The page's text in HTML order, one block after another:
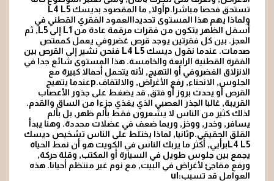
تستحق فحصا مباشرا.pأولا, ما المقصود بديسك L4 L5
ولماذا يهم هذا المستوى تحديداالعمود الفقري القطني في
أسفل الظهر يتكون من فقرات مرقمة عادة من L1 إلى L5, ثم
العجز. بين كل فقرتين يوجد قرص غضروفي يعمل كممتص
صدمات. عندما نقول ديسك L4 L5 فنحن نشير إلى القرص بين
الفقرة القطنية الرابعة والخامسة. هذا المستوى شائع جدا في
الانزلاق الغضروفي أو التهيج, لأنه يتحمل أحمالا كبيرة مع
الجلوس, الانحناء, رفع الأغراض, والالتفاف.pعندما يتهيج
القرص أو يحدث بروز أو فتق, قد يضغط على جذور الأعصاب
القريبة, غالبا الجذر العصبي الذي يغذي جزءا من الساق والقدم.
لذلك كثير من الناس لا يشعرون فقط بألم ظهر, بل بألم
يسافر, وخدر, ووخز, وربما ضعف في عضلات محددة. وهنا يبدأ
القلق الحقيقي.pثانيا, لماذا يختلط على الناس تشخيص ديسك
L4 L5برأيي, أكثر ما يربك الناس في الكويت هو أن نمط الحياة
يجمع بين جلوس طويل في السيارة أو المكتب, وقلة حركة,
ورفع مفاجئ لأغراض في البيت, مع نوم غير منتظم أحيانا. هذه
العوامل قد تسبب:ul